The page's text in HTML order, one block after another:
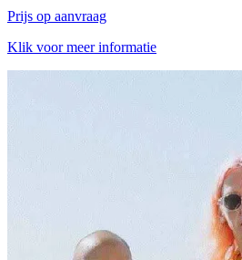
Prijs op aanvraag
Klik voor meer informatie